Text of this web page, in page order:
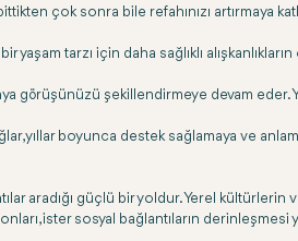
çok sonra bile refahınızı artırmaya
yaşam tarzı için daha sağlıklı
şekillendirmeye devam eder.
yıllar boyunca destek sağlamaya ve
aradığı güçlü bir yoldur. Yerel
ister sosyal bağlantıların